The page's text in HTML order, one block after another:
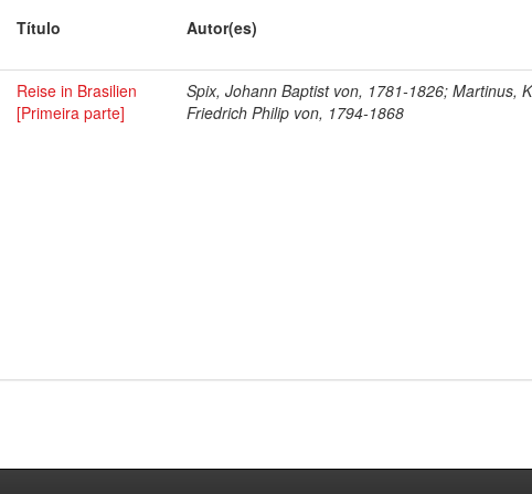
Título Autor(es)
Reise in Brasilien
[Primeira parte]
Spix, Johann Baptist von, 1781-1826; Martinus,
Friedrich Philip von, 1794-1868